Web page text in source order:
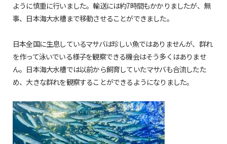
ように慎重に行いました。輸送には約7時間もかかりましたが、無
事、日本海大水槽まで移動させることができました。
日本全国に生息しているマサバは珍しい魚ではありませんが、群れ
を作って泳いでいる様子を観察できる機会はそう多くはありませ
ん。日本海大水槽では以前から飼育していたマサバも合流したた
め、大きな群れを観察することができるようになりました。